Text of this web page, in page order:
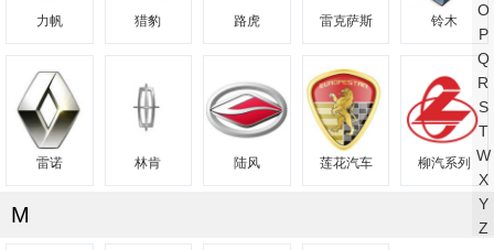
O
P
Q
R
S
T
W
X
Y
Z
力帆 猎豹 路虎 雷克萨斯 铃木
雷诺 林肯 陆风 莲花汽车 柳汽系列
M